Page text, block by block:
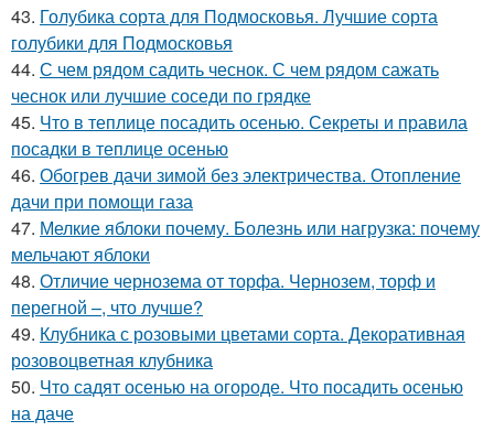
43. Голубика сорта для Подмосковья. Лучшие сорта
голубики для Подмосковья
44. С чем рядом садить чеснок. С чем рядом сажать
чеснок или лучшие соседи по грядке
45. Что в теплице посадить осенью. Секреты и правила
посадки в теплице осенью
46. Обогрев дачи зимой без электричества. Отопление
дачи при помощи газа
47. Мелкие яблоки почему. Болезнь или нагрузка: почему
мельчают яблоки
48. Отличие чернозема от торфа. Чернозем, торф и
перегной –, что лучше?
49. Клубника с розовыми цветами сорта. Декоративная
розовоцветная клубника
50. Что садят осенью на огороде. Что посадить осенью
на даче